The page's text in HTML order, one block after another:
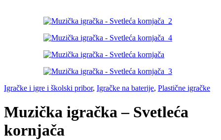
Igračke i igre i školski pribor, Igračke na baterije, Plastične igračke
Muzička igračka – Svetleća
kornjača